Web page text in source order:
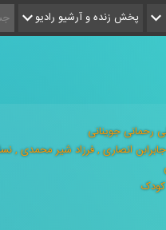
پخش زنده و آرشیو رادیو
رحمانی جوینانی
انصاری , فرزاد شیر محمدی ,
کودک